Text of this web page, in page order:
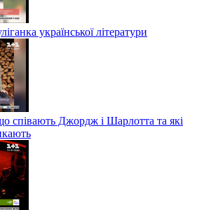
української літератури
співають Джордж і Шарлотта та які